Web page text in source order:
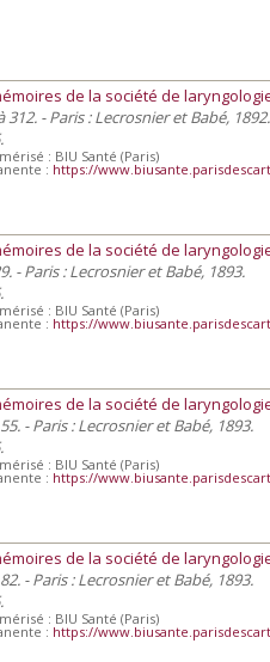
de la société de
312. - Paris : Lecrosnier et Babé, 1892.
: BIU Santé (Paris)
: https://
de la société de
- Paris : Lecrosnier et Babé, 1893.
: BIU Santé (Paris)
: https://
de la société de
- Paris : Lecrosnier et Babé, 1893.
: BIU Santé (Paris)
: https://
de la société de
- Paris : Lecrosnier et Babé, 1893.
: BIU Santé (Paris)
: https://